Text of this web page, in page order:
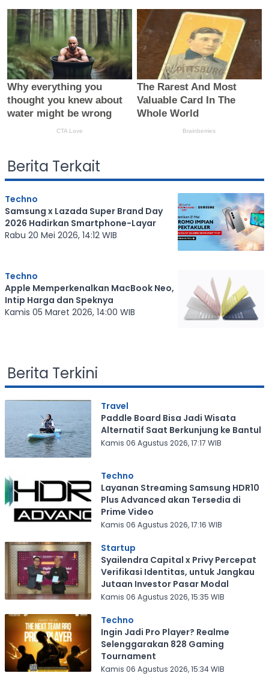
Berita Terkait
Techno
Samsung x Lazada Super Brand Day
2026 Hadirkan Smartphone-Layar
Rabu 20 Mei 2026, 14:12 WIB
Techno
Apple Memperkenalkan MacBook Neo,
Intip Harga dan Speknya
Kamis 05 Maret 2026, 14:00 WIB
Berita Terkini
Travel
Paddle Board Bisa Jadi Wisata
Alternatif Saat Berkunjung ke Bantul
Kamis 06 Agustus 2026, 17:17 WIB
Techno
Layanan Streaming Samsung HDR10
Plus Advanced akan Tersedia di
Prime Video
Kamis 06 Agustus 2026, 17:16 WIB
Startup
Syailendra Capital x Privy Percepat
Verifikasi Identitas, untuk Jangkau
Jutaan Investor Pasar Modal
Kamis 06 Agustus 2026, 15:35 WIB
Techno
Ingin Jadi Pro Player? Realme
Selenggarakan 828 Gaming
Tournament
Kamis 06 Agustus 2026, 15:34 WIB